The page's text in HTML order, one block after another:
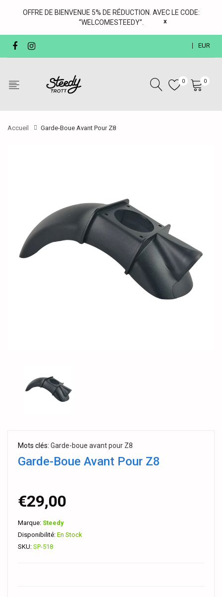
OFFRE DE BIENVENUE 5% DE RÉDUCTION. AVEC LE CODE:
“WELCOMESTEEDY”.
x
EUR
0 0
Accueil Garde-Boue Avant Pour Z8
Mots clés: Garde-boue avant pour Z8
Garde-Boue Avant Pour Z8
€29,00
Marque: Steedy
Disponibilité: En Stock
SKU: SP-518